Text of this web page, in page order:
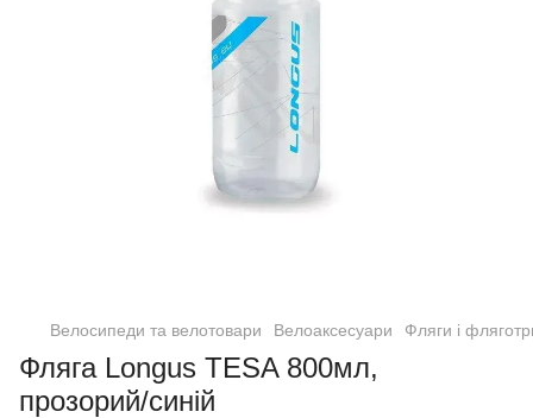
Велосипеди та велотовари Велоаксесуари Фляги і
Фляга Longus TESA 800мл,
прозорий/синій